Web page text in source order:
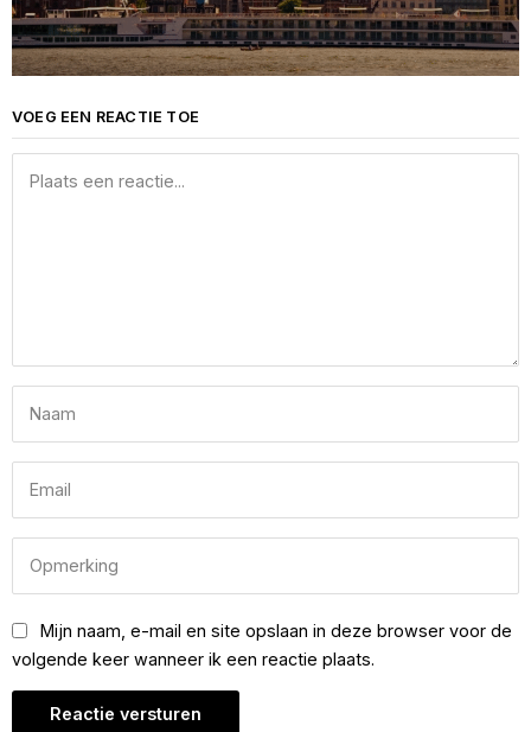
VOEG EEN REACTIE TOE
Mijn naam, e-mail en site opslaan in deze browser voor de
volgende keer wanneer ik een reactie plaats.